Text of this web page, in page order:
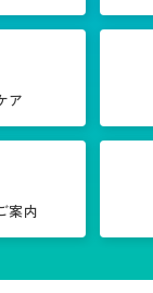
ア
案内